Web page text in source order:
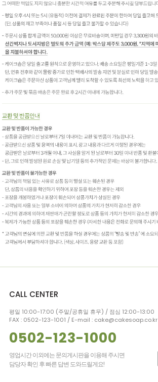
CALL CENTER
평일 10:00-17:00 (주말/공휴일 휴무) / 점심 12:00-13:00
FAX : 0502-123-1001 / E-mail : cake@cakesoap.co.kr
0502-123-1000
영업시간 이외에는 문의게시판을 이용해 주시면
담당자 확인 후 빠른 답변 도와드릴게요!